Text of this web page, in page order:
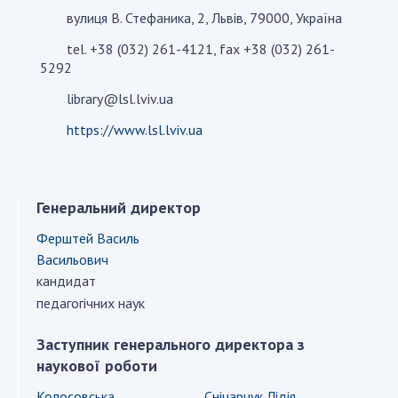
СТРУКТУРА
Президія НАН України
Апарат Президії
Секція хімічних і біологічних наук
Секція суспільних і гуманітарних наук
Установи при Президії
Наукові центри МОН та НАН України
вулиця В. Стефаника, 2, Львів, 79000, Україна
tel. +38 (032) 261-4121, fax +38 (032) 261-
5292
library@lsl.lviv.ua
https://www.lsl.lviv.ua
Генеральний директор
Ферштей Василь
Васильович
кандидат
педагогічних наук
Заступник генерального директора з
наукової роботи